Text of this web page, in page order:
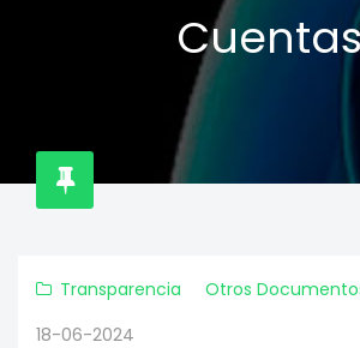
Transparencia
Otros
18-06-2024